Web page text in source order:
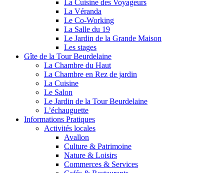
La Cuisine des Voyageurs
La Véranda
Le Co-Working
La Salle du 19
Le Jardin de la Grande Maison
Les stages
Gîte de la Tour Beurdelaine
La Chambre du Haut
La Chambre en Rez de jardin
La Cuisine
Le Salon
Le Jardin de la Tour Beurdelaine
L’échauguette
Informations Pratiques
Activités locales
Avallon
Culture & Patrimoine
Nature & Loisirs
Commerces & Services